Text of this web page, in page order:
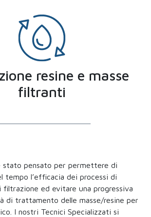
resine e masse
filtranti
stato pensato per permettere di
tempo l’efficacia dei processi di
filtrazione ed evitare una progressiva
di trattamento delle masse/resine per
I nostri Tecnici Specializzati si